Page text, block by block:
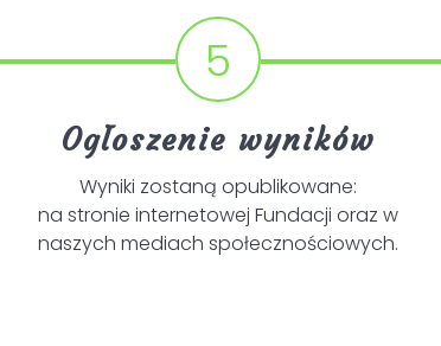
5
Ogłoszenie wyników
Wyniki zostaną opublikowane:
na stronie internetowej Fundacji oraz w
naszych mediach społecznościowych.